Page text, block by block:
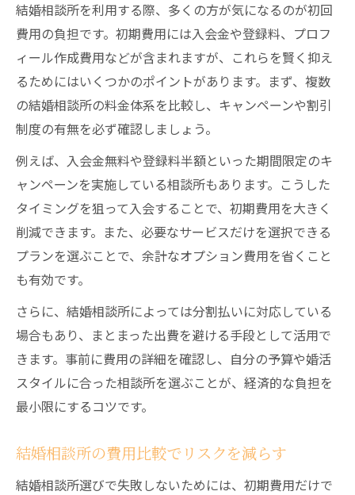
結婚相談所を利用する際、多くの方が気になるのが初回
費用の負担です。初期費用には入会金や登録料、プロフ
ィール作成費用などが含まれますが、これらを賢く抑え
るためにはいくつかのポイントがあります。まず、複数
の結婚相談所の料金体系を比較し、キャンペーンや割引
制度の有無を必ず確認しましょう。
例えば、入会金無料や登録料半額といった期間限定のキ
ャンペーンを実施している相談所もあります。こうした
タイミングを狙って入会することで、初期費用を大きく
削減できます。また、必要なサービスだけを選択できる
プランを選ぶことで、余計なオプション費用を省くこと
も有効です。
さらに、結婚相談所によっては分割払いに対応している
場合もあり、まとまった出費を避ける手段として活用で
きます。事前に費用の詳細を確認し、自分の予算や婚活
スタイルに合った相談所を選ぶことが、経済的な負担を
最小限にするコツです。
結婚相談所の費用比較でリスクを減らす
結婚相談所選びで失敗しないためには、初期費用だけで